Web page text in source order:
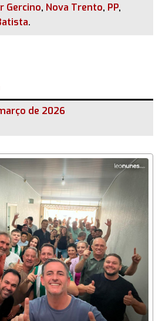
Gercino, Nova Trento, PP,
.
de 2026